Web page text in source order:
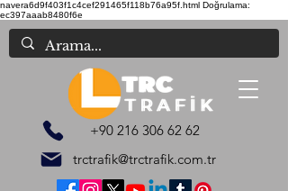
navera6d9f403f1c4cef291465f118b76a95f.html Doğrulama:
ec397aaab8480f6e
trctrafik@trctrafik.com.tr
+90 216 306 62 62